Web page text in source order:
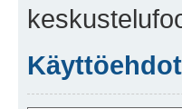
Käyttöehdot